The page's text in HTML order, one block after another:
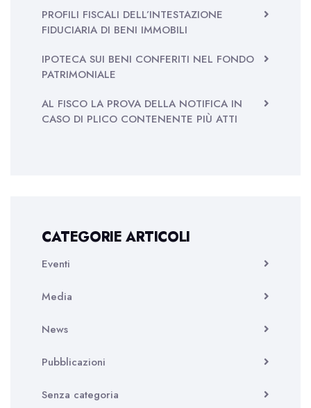
PROFILI FISCALI DELL’INTESTAZIONE
FIDUCIARIA DI BENI IMMOBILI
IPOTECA SUI BENI CONFERITI NEL FONDO
PATRIMONIALE
AL FISCO LA PROVA DELLA NOTIFICA IN
CASO DI PLICO CONTENENTE PIÙ ATTI
CATEGORIE ARTICOLI
Eventi
Media
News
Pubblicazioni
Senza categoria